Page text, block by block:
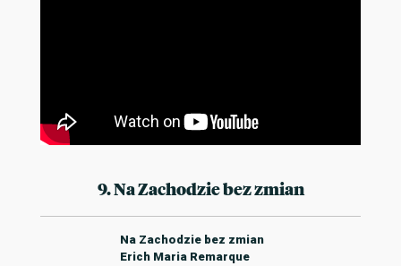
9. Na Zachodzie bez zmian
Na Zachodzie bez zmian
Erich Maria Remarque